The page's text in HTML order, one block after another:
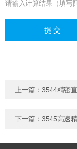
请输入计算结果（填写
上一篇：3544精密
下一篇：3545高速